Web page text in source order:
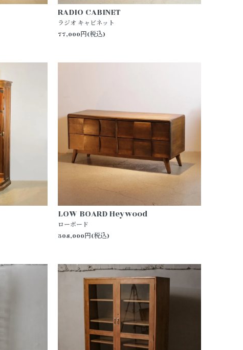
RADIO CABINET
ラジオ キャビネット
77,000円(税込)
LOW BOARD Heywood
ローボード
308,000円(税込)